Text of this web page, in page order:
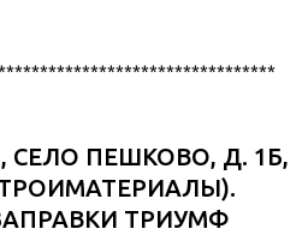
СЕЛО ПЕШКОВО, Д. 1Б,
ТРИУМФ